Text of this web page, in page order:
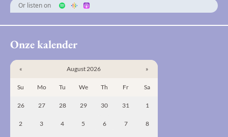
Or listen on
Onze kalender
« August 2026 »
Su Mo Tu We Th Fr Sa
26 27 28 29 30 31 1
2 3 4 5 6 7 8